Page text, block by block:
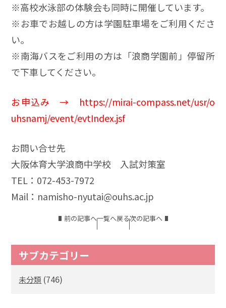
※高校水泳部の体験会も同時に開催しています。
※お車でお越しの方は学園駐車場をご利用くださ
い。
※南海バスをご利用の方は「浪商学園前」停留所
で下車してください。
お申込み → https://mirai-compass.net/usr/o
uhsnamj/event/evtIndex.jsf
お問い合せ先
大阪体育大学浪商中学校 入試対策室
TEL：072-453-7972
Mail：namisho-nyutai@ouhs.ac.jp
前の記事へ一覧へ戻る次の記事へ
サブカテゴリー
未分類 (746)